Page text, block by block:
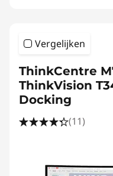
Vergelijken
ThinkCentre
ThinkVision
Docking
(11)